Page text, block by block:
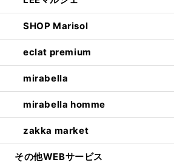
SHOP Marisol
eclat premium
mirabella
mirabella homme
zakka market
その他WEBサービス